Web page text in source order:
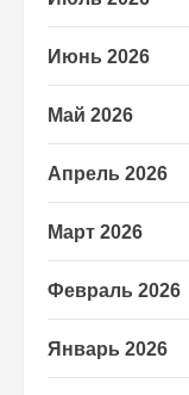
Июнь 2026
Май 2026
Апрель 2026
Март 2026
Февраль 2026
Январь 2026